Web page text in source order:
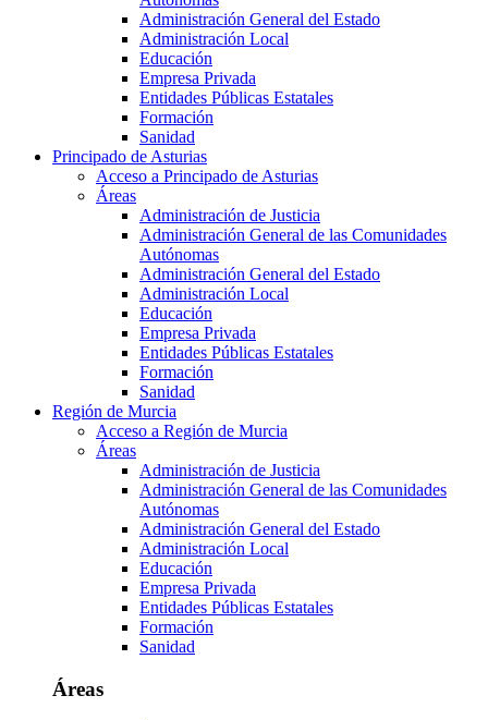
Administración General del Estado
Administración Local
Educación
Empresa Privada
Entidades Públicas Estatales
Formación
Sanidad
Principado de Asturias
Acceso a Principado de Asturias
Áreas
Administración de Justicia
Administración General de las Comunidades
Autónomas
Administración General del Estado
Administración Local
Educación
Empresa Privada
Entidades Públicas Estatales
Formación
Sanidad
Región de Murcia
Acceso a Región de Murcia
Áreas
Administración de Justicia
Administración General de las Comunidades
Autónomas
Administración General del Estado
Administración Local
Educación
Empresa Privada
Entidades Públicas Estatales
Formación
Sanidad
Áreas